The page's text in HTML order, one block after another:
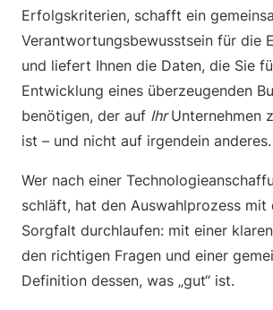
Erfolgskriterien, schafft ein
Verantwortungsbewusstsein für die
und liefert Ihnen die Daten, die Sie
Entwicklung eines überzeugenden
benötigen, der auf IhrUnternehmen
ist – und nicht auf irgendein anderes.
Wer nach einer
schläft, hat den Auswahlprozess mit
Sorgfalt durchlaufen: mit einer
den richtigen Fragen und einer
Definition dessen, was „gut“ ist.